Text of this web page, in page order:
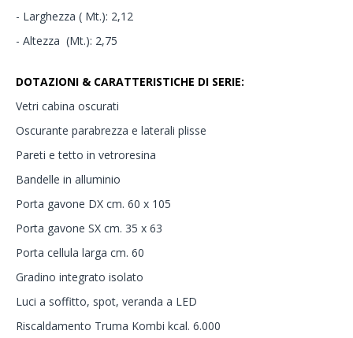
- Larghezza ( Mt.): 2,12
- Altezza (Mt.): 2,75
DOTAZIONI & CARATTERISTICHE DI SERIE:
Vetri cabina oscurati
Oscurante parabrezza e laterali plisse
Pareti e tetto in vetroresina
Bandelle in alluminio
Porta gavone DX cm. 60 x 105
Porta gavone SX cm. 35 x 63
Porta cellula larga cm. 60
Gradino integrato isolato
Luci a soffitto, spot, veranda a LED
Riscaldamento Truma Kombi kcal. 6.000